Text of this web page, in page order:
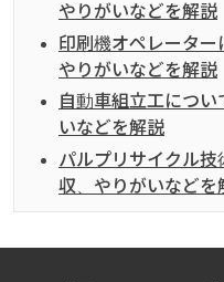
やりがいなどを解説
印刷機オペレーター
やりがいなどを解説
自動車組立工につ
いなどを解説
パルプリサイクル
収、やりがいなどを